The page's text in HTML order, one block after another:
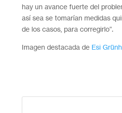
hay un avance fuerte del
así sea se tomarían medidas
de los casos, para corregirlo”.
Imagen destacada de Esi